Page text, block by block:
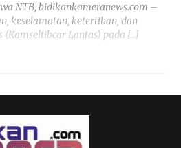
NTB, bidikankameranews.com –
keselamatan, ketertiban, dan
(Kamseltibcar Lantas) pada […]